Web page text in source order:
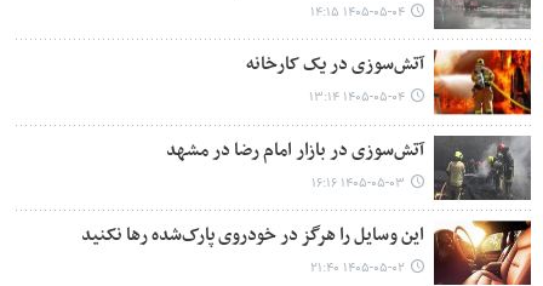
۱۴۰۵-۰۵-۰۴ ۱۴:۱۵
آتش‌سوزی در یک کارخانه
۱۴۰۵-۰۵-۰۴ ۱۳:۱۴
آتش‌سوزی در بازار امام رضا در مشهد
۱۴۰۵-۰۵-۰۳ ۱۶:۱۶
این وسایل را هرگز در خودروی پارک‌شده رها نکنید
۱۴۰۵-۰۵-۰۲ ۲۱:۴۰